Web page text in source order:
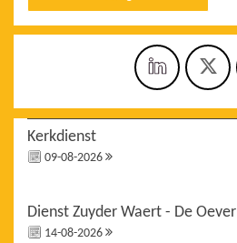
Kerkdienst
09-08-2026
Dienst Zuyder Waert - De Oever
14-08-2026